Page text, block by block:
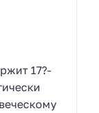
17?-